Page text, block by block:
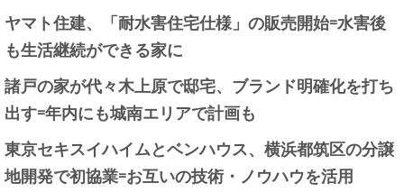
ヤマト住建、「耐水害住宅仕様」の販売開始=水害後
も生活継続ができる家に
諸戸の家が代々木上原で邸宅、ブランド明確化を打ち
出す=年内にも城南エリアで計画も
東京セキスイハイムとベンハウス、横浜都筑区の分譲
地開発で初協業=お互いの技術・ノウハウを活用